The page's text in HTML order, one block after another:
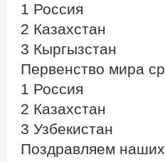
1 Россия
2 Казахстан
3 Кыргызстан
Первенство мира
1 Россия
2 Казахстан
3 Узбекистан
Поздравляем